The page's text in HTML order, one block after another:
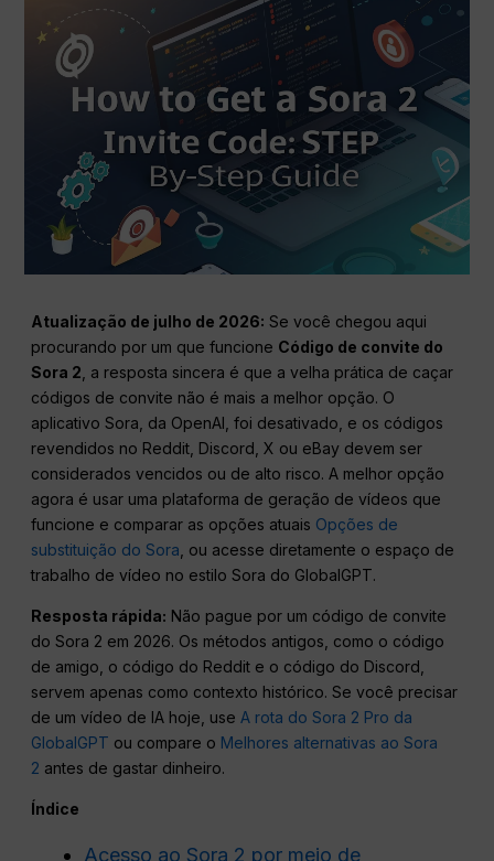
Atualização de julho de 2026: Se você chegou aqui
procurando por um que funcione Código de convite do
Sora 2 , a resposta sincera é que a velha prática de caçar
códigos de convite não é mais a melhor opção. O
aplicativo Sora, da OpenAI, foi desativado, e os códigos
revendidos no Reddit, Discord, X ou eBay devem ser
considerados vencidos ou de alto risco. A melhor opção
agora é usar uma plataforma de geração de vídeos que
funcione e comparar as opções atuais Opções de
substituição do Sora , ou acesse diretamente o espaço de
trabalho de vídeo no estilo Sora do GlobalGPT.
Resposta rápida: Não pague por um código de convite
do Sora 2 em 2026. Os métodos antigos, como o código
de amigo, o código do Reddit e o código do Discord,
servem apenas como contexto histórico. Se você precisar
de um vídeo de IA hoje, useA rota do Sora 2 Pro da
GlobalGPT ou compare o Melhores alternativas ao Sora
2 antes de gastar dinheiro.
Índice
Acesso ao Sora 2 por meio de